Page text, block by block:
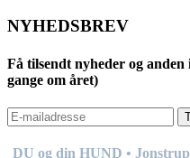
NYHEDSBREV
Få tilsendt nyheder og
gange om året)
DU og din HUND •